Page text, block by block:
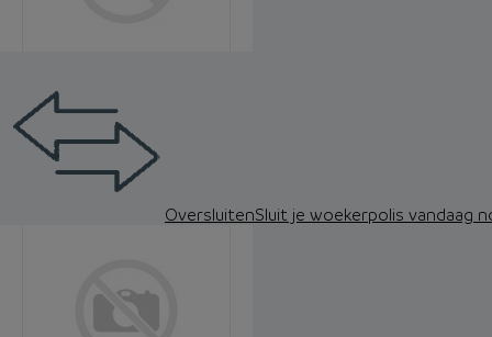
OversluitenSluit je woekerpolis vandaag